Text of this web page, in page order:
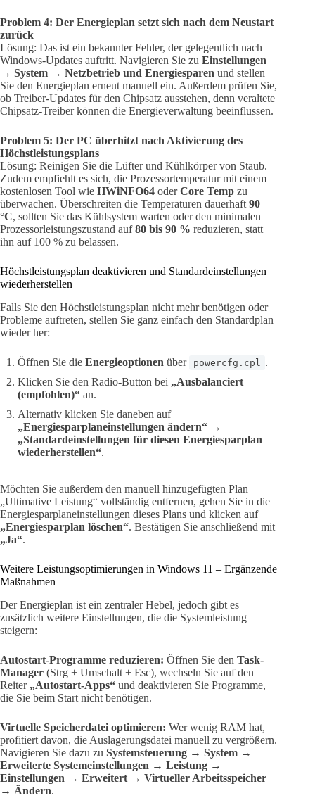
Problem 4: Der Energieplan setzt sich nach dem Neustart
zurück
Lösung: Das ist ein bekannter Fehler, der gelegentlich nach
Windows-Updates auftritt. Navigieren Sie zu Einstellungen
→ System → Netzbetrieb und Energiesparen und stellen
Sie den Energieplan erneut manuell ein. Außerdem prüfen Sie,
ob Treiber-Updates für den Chipsatz ausstehen, denn veraltete
Chipsatz-Treiber können die Energieverwaltung beeinflussen.
Problem 5: Der PC überhitzt nach Aktivierung des
Höchstleistungsplans
Lösung: Reinigen Sie die Lüfter und Kühlkörper von Staub.
Zudem empfiehlt es sich, die Prozessortemperatur mit einem
kostenlosen Tool wie HWiNFO64 oderCore Temp zu
überwachen. Überschreiten die Temperaturen dauerhaft90
°C, sollten Sie das Kühlsystem warten oder den minimalen
Prozessorleistungszustand auf80 bis 90 % reduzieren, statt
ihn auf 100 % zu belassen.
Höchstleistungsplan deaktivieren und Standardeinstellungen
wiederherstellen
Falls Sie den Höchstleistungsplan nicht mehr benötigen oder
Probleme auftreten, stellen Sie ganz einfach den Standardplan
wieder her:
Öffnen Sie die Energieoptionen über powercfg.cpl .
Klicken Sie den Radio-Button bei „Ausbalanciert
(empfohlen)“ an.
Alternativ klicken Sie daneben auf
„Energiesparplaneinstellungen ändern“ →
„Standardeinstellungen für diesen Energiesparplan
wiederherstellen“.
Möchten Sie außerdem den manuell hinzugefügten Plan
„Ultimative Leistung“ vollständig entfernen, gehen Sie in die
Energiesparplaneinstellungen dieses Plans und klicken auf
„Energiesparplan löschen“. Bestätigen Sie anschließend mit
„Ja“.
Weitere Leistungsoptimierungen in Windows 11 – Ergänzende
Maßnahmen
Der Energieplan ist ein zentraler Hebel, jedoch gibt es
zusätzlich weitere Einstellungen, die die Systemleistung
steigern:
Autostart-Programme reduzieren: Öffnen Sie den Task-
Manager (Strg + Umschalt + Esc), wechseln Sie auf den
Reiter „Autostart-Apps“ und deaktivieren Sie Programme,
die Sie beim Start nicht benötigen.
Virtuelle Speicherdatei optimieren: Wer wenig RAM hat,
profitiert davon, die Auslagerungsdatei manuell zu vergrößern.
Navigieren Sie dazu zu Systemsteuerung → System →
Erweiterte Systemeinstellungen → Leistung →
Einstellungen → Erweitert → Virtueller Arbeitsspeicher
→ Ändern.